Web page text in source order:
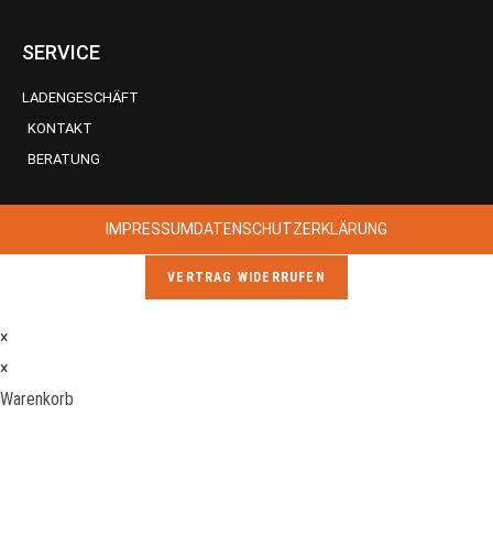
SERVICE
LADENGESCHÄFT
KONTAKT
BERATUNG
IMPRESSUM DATENSCHUTZERKLÄRUNG
VERTRAG WIDERRUFEN
×
×
Warenkorb